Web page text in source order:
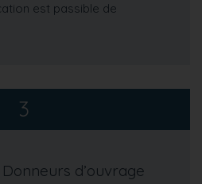
est passible de
3
d’ouvrage